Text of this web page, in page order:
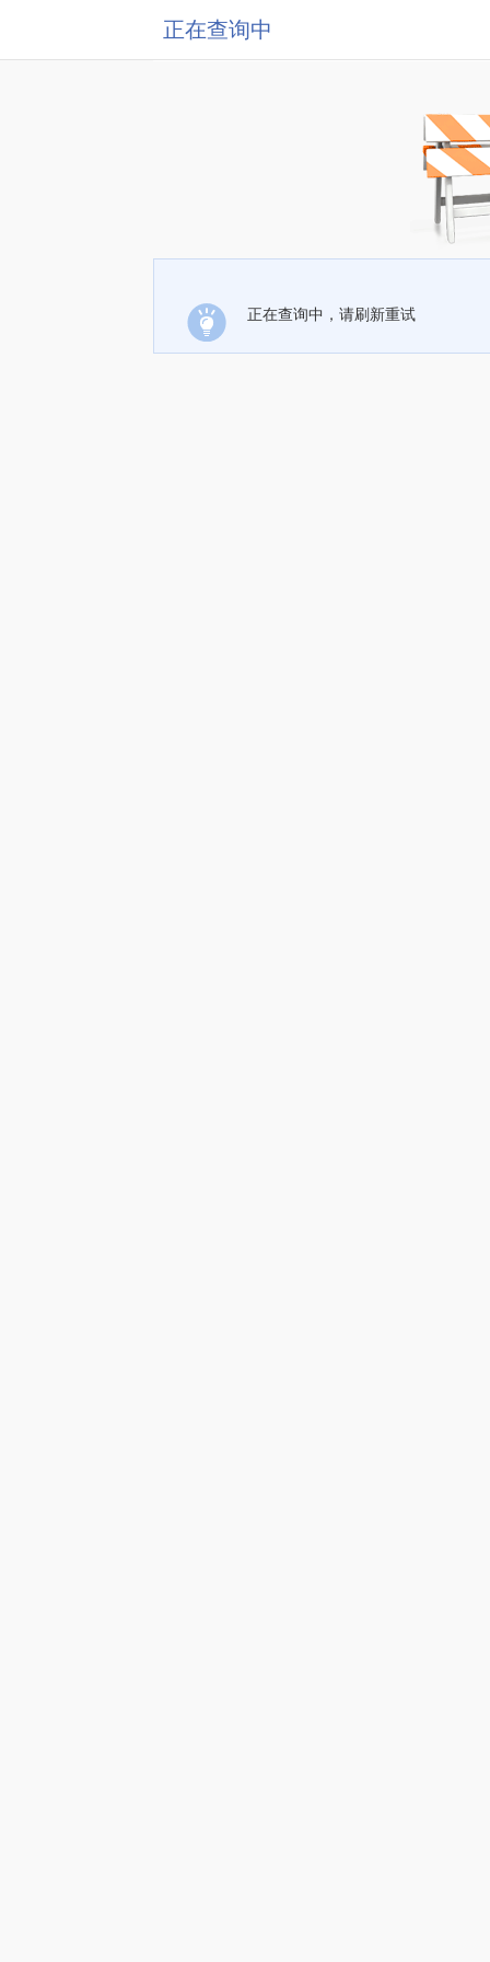
正在查询中
正在查询中，请刷新重试